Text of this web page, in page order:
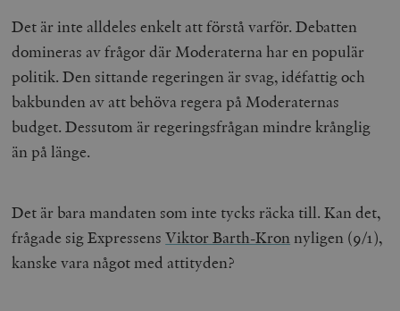
Det är inte alldeles enkelt att förstå varför. Debatten
domineras av frågor där Moderaterna har en populär
politik. Den sittande regeringen är svag, idéfattig och
bakbunden av att behöva regera på Moderaternas
budget. Dessutom är regeringsfrågan mindre krånglig
än på länge.
Det är bara mandaten som inte tycks räcka till. Kan det,
frågade sig ExpressensViktor Barth-Kronnyligen (9/1),
kanske vara något med attityden?